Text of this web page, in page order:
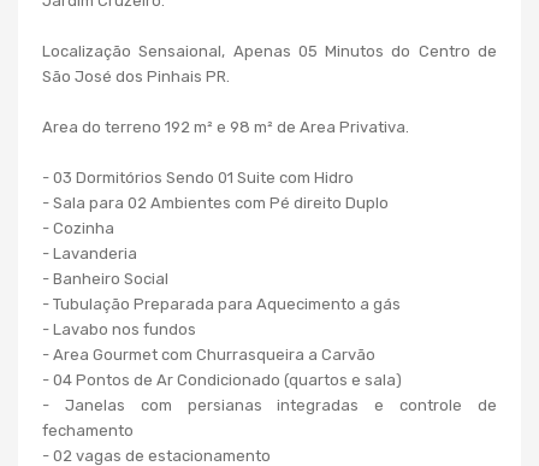
Localização Sensaional, Apenas 05 Minutos do Centro de
São José dos Pinhais PR.
Area do terreno 192 m² e 98 m² de Area Privativa.
- 03 Dormitórios Sendo 01 Suite com Hidro
- Sala para 02 Ambientes com Pé direito Duplo
- Cozinha
- Lavanderia
- Banheiro Social
- Tubulação Preparada para Aquecimento a gás
- Lavabo nos fundos
- Area Gourmet com Churrasqueira a Carvão
- 04 Pontos de Ar Condicionado (quartos e sala)
- Janelas com persianas integradas e controle de
fechamento
- 02 vagas de estacionamento